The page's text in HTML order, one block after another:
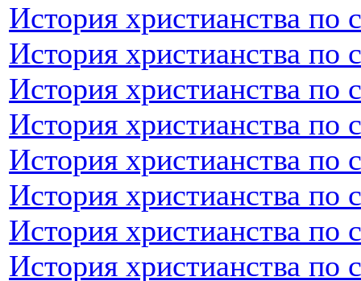
История христианства по
История христианства по
История христианства по
История христианства по
История христианства по
История христианства
История христианства
История христианства по